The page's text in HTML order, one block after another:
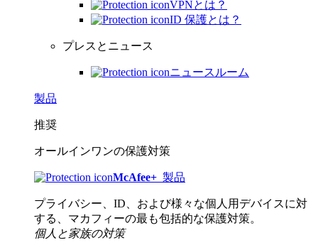
VPNとは？
ID 保護とは？
プレスとニュース
ニュースルーム
製品
推奨
オールインワンの保護対策
McAfee+ 製品
プライバシー、ID、および様々な個人用デバイスに対
する、マカフィーの最も包括的な保護対策。
個人と家族の対策